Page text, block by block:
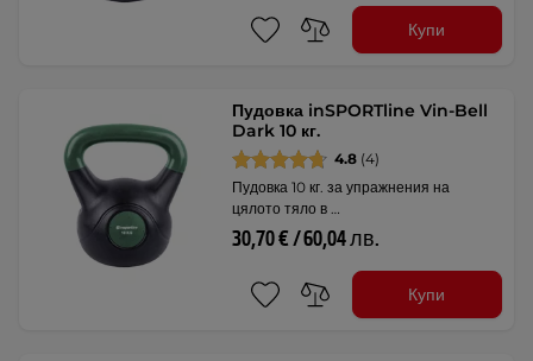
Купи
Пудовка inSPORTline Vin-Bell
Dark 10 кг.
4.8 (4)
Пудовка 10 кг. за упражнения на
цялото тяло в …
30,70 € / 60,04 лв.
Купи